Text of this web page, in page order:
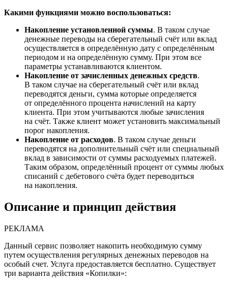
Какими функциями можно воспользоваться:
Накопление установленной суммы. В таком случае
денежные переводы на сберегательный счёт или вклад
осуществляется в определённую дату с определённым
периодом и на определённую сумму. При этом все
параметры устанавливаются клиентом.
Накопление от зачисленных денежных средств.
В таком случае на сберегательный счёт или вклад
переводятся деньги, сумма которые определяется
от определённого процента начислений на карту
клиента. При этом учитываются любые зачисления
на счёт. Также клиент может установить максимальный
порог накопления.
Накопление от расходов. В таком случае деньги
переводятся на дополнительный счёт или специальный
вклад в зависимости от суммы расходуемых платежей.
Таким образом, определённый процент от суммы любых
списаний с дебетового счёта будет переводиться
на накопления.
Описание и принцип действия
РЕКЛАМА
Данный сервис позволяет накопить необходимую сумму
путем осуществления регулярных денежных переводов на
особый счет. Услуга предоставляется бесплатно. Существует
три варианта действия «Копилки»: